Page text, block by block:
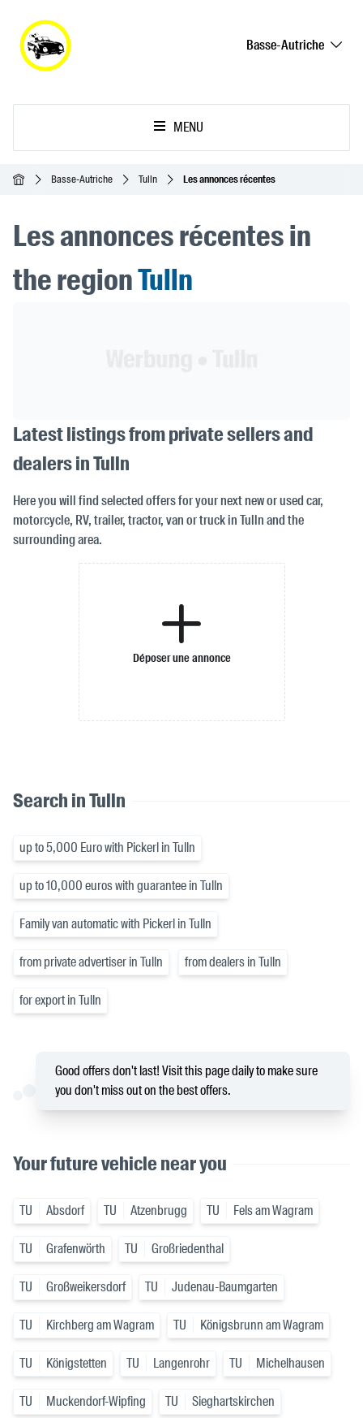
Basse-Autriche
MENU
AccueilBasse-Autriche Tulln Les annonces récentes
Les annonces récentes in
the regionTulln
Latest listings from private sellers and
dealers in Tulln
Here you will find selected offers for your next new or used car,
motorcycle, RV, trailer, tractor, van or truck in Tulln and the
surrounding area.
Déposer une annonce
Search in Tulln
up to 5,000 Euro with Pickerl in Tulln
up to 10,000 euros with guarantee in Tulln
Family van automatic with Pickerl in Tulln
from private advertiser in Tulln from dealers in Tulln
for export in Tulln
Good offers don't last! Visit this page daily to make sure
you don't miss out on the best offers.
Your future vehicle near you
TU Absdorf TU Atzenbrugg TU Fels am Wagram
TU Grafenwörth TU Großriedenthal
TU Großweikersdorf TU Judenau-Baumgarten
TU Kirchberg am Wagram TU Königsbrunn am Wagram
TU Königstetten TU Langenrohr TU Michelhausen
TU Muckendorf-Wipfing TU Sieghartskirchen